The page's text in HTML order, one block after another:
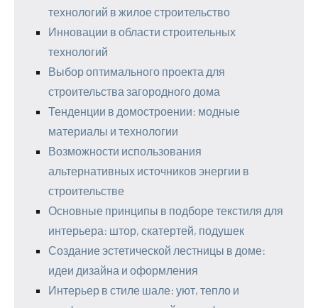
технологий в жилое строительство
Инновации в области строительных
технологий
Выбор оптимального проекта для
строительства загородного дома
Тенденции в домостроении: модные
материалы и технологии
Возможности использования
альтернативных источников энергии в
строительстве
Основные принципы в подборе текстиля для
интерьера: штор, скатертей, подушек
Создание эстетической лестницы в доме:
идеи дизайна и оформления
Интерьер в стиле шале: уют, тепло и